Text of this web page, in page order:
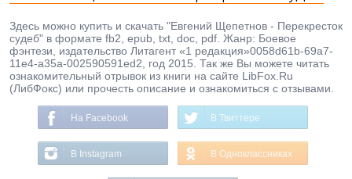
Здесь можно купить и скачать "Евгений Щепетнов - Перекресток
судеб" в формате fb2, epub, txt, doc, pdf. Жанр: Боевое
фэнтези, издательство Литагент «1 редакция»0058d61b-69a7-
11e4-a35a-002590591ed2, год 2015. Так же Вы можете читать
ознакомительный отрывок из книги на сайте LibFox.Ru
(ЛибФокс) или прочесть описание и ознакомиться с отзывами.
На Facebook В Твиттере
В Instagram В Одноклассниках